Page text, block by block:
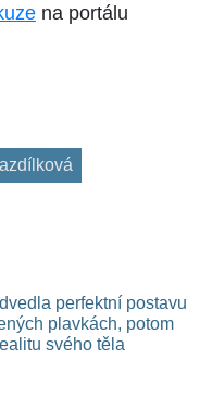
na portálu
perfektní postavu
plavkách, potom
svého těla